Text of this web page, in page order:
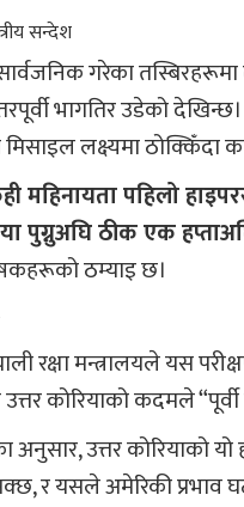
सन्देश
गरेका तस्बिरहरूमा
भागतिर उडेको देखिन्छ।
लक्ष्यमा
महिनायता पहिलो
पुग्नुअघि ठीक एक
ठम्याइ छ।
रक्षा मन्त्रालयले यस
कोरियाको कदमले
अनुसार, उत्तर कोरियाको
र यसले अमेरिकी प्रभाव